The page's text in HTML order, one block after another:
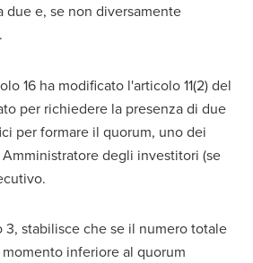
due e, se non diversamente
16 ha modificato l'articolo 11(2) del
per richiedere la presenza di due
per formare il quorum, uno dei
degli investitori (se
3, stabilisce che se il numero totale
inferiore al quorum